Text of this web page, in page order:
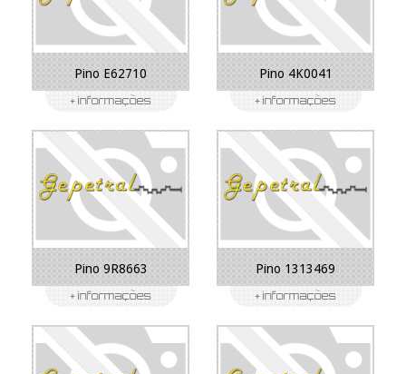
Pino E62710 Pino 4K0041
Pino 9R8663 Pino 1313469